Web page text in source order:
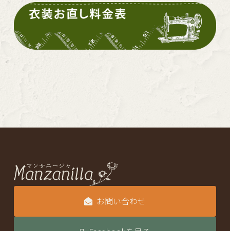
お問い合わせ